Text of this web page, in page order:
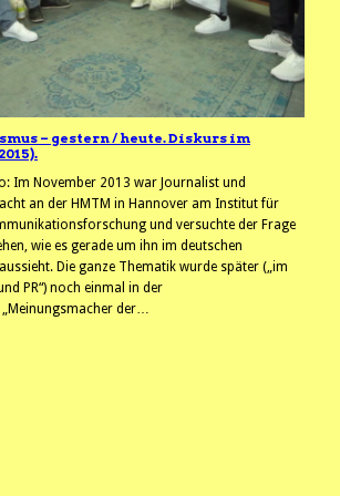
– gestern / heute. Diskurs im
Im November 2013 war Journalist und
an der HMTM in Hannover am Institut für
und versuchte der Frage
wie es gerade um ihn im deutschen
Die ganze Thematik wurde später („im
PR“) noch einmal in der
der…